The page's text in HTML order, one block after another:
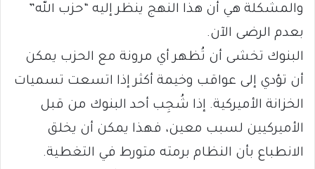
والمشكلة هي أن هذا النهج ينظر إليه “حزب الله”
بعدم الرضى الآن.
البنوك تخشى أن تُظهر أي مرونة مع الحزب يمكن
أن تؤدي إلى عواقب وخيمة أكثر إذا اتسعت تسميات
الخزانة الأميركية. إذا شُجِب أحد البنوك من قبل
الأميركيين لسبب معين، فهذا يمكن أن يخلق
الانطباع بأن النظام برمته متورط في التغطية.